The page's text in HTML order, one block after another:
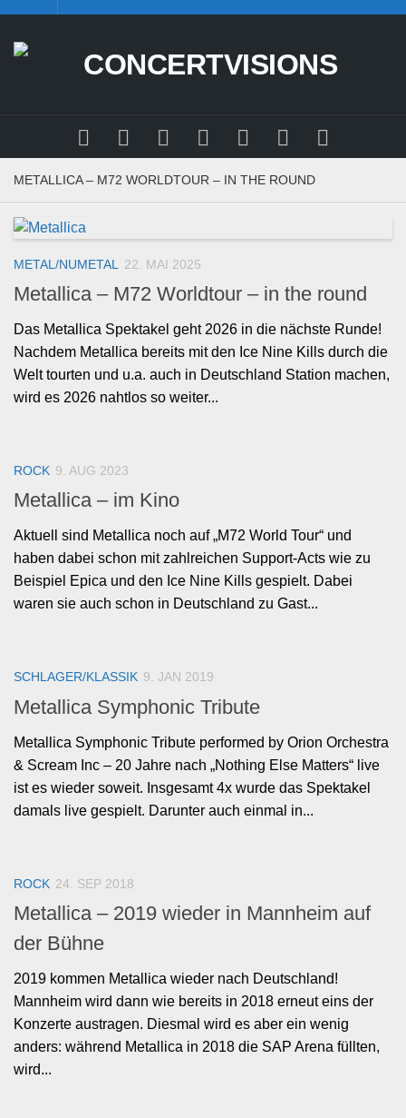
content
METALLICA – M72 WORLDTOUR – IN THE ROUND
METAL/NUMETAL 22. MAI 2025
Metallica – M72 Worldtour – in the round
Das Metallica Spektakel geht 2026 in die nächste Runde!
Nachdem Metallica bereits mit den Ice Nine Kills durch die
Welt tourten und u.a. auch in Deutschland Station machen,
wird es 2026 nahtlos so weiter...
ROCK 9. AUG 2023
Metallica – im Kino
Aktuell sind Metallica noch auf „M72 World Tour“ und
haben dabei schon mit zahlreichen Support-Acts wie zu
Beispiel Epica und den Ice Nine Kills gespielt. Dabei
waren sie auch schon in Deutschland zu Gast...
SCHLAGER/KLASSIK 9. JAN 2019
Metallica Symphonic Tribute
Metallica Symphonic Tribute performed by Orion Orchestra
& Scream Inc – 20 Jahre nach „Nothing Else Matters“ live
ist es wieder soweit. Insgesamt 4x wurde das Spektakel
damals live gespielt. Darunter auch einmal in...
ROCK 24. SEP 2018
Metallica – 2019 wieder in Mannheim auf
der Bühne
2019 kommen Metallica wieder nach Deutschland!
Mannheim wird dann wie bereits in 2018 erneut eins der
Konzerte austragen. Diesmal wird es aber ein wenig
anders: während Metallica in 2018 die SAP Arena füllten,
wird...